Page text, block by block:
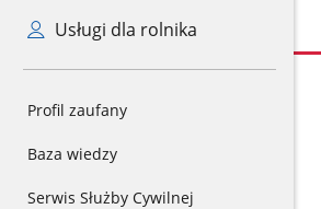
Usługi dla rolnika
Profil zaufany
Baza wiedzy
Serwis Służby Cywilnej